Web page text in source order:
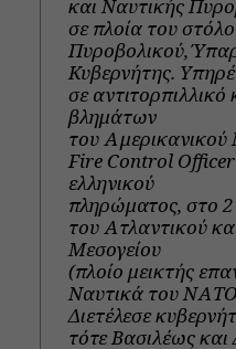
και Ναυτικής
σε πλοία του
Πυροβολικού,
Κυβερνήτης.
σε
βλημάτων
του
Fire Control Officer
ελληνικού
πληρώματος, στο
του Ατλαντικού
Μεσογείου
(πλοίο μεικτής
Ναυτικά του
Διετέλεσε
τότε Βασιλέως και